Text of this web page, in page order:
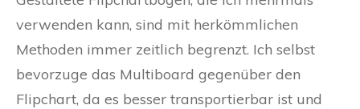
verwenden kann, sind mit herkömmlichen
Methoden immer zeitlich begrenzt. Ich selbst
bevorzuge das Multiboard gegenüber den
Flipchart, da es besser transportierbar ist und